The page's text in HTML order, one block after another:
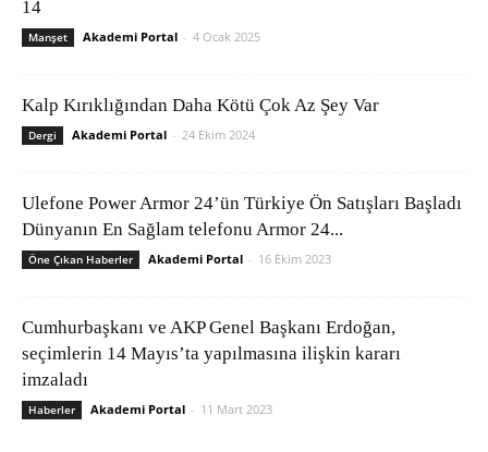
14
Manşet Akademi Portal - 4 Ocak 2025
Kalp Kırıklığından Daha Kötü Çok Az Şey Var
Dergi Akademi Portal - 24 Ekim 2024
Ulefone Power Armor 24’ün Türkiye Ön Satışları Başladı
Dünyanın En Sağlam telefonu Armor 24...
Öne Çıkan Haberler Akademi Portal - 16 Ekim 2023
Cumhurbaşkanı ve AKP Genel Başkanı Erdoğan,
seçimlerin 14 Mayıs’ta yapılmasına ilişkin kararı
imzaladı
Haberler Akademi Portal - 11 Mart 2023